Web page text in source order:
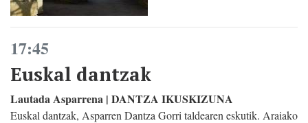
17:45
Euskal dantzak
Lautada Asparrena | DANTZA IKUSKIZUNA
Euskal dantzak, Asparren Dantza Gorri taldearen eskutik. Araiako